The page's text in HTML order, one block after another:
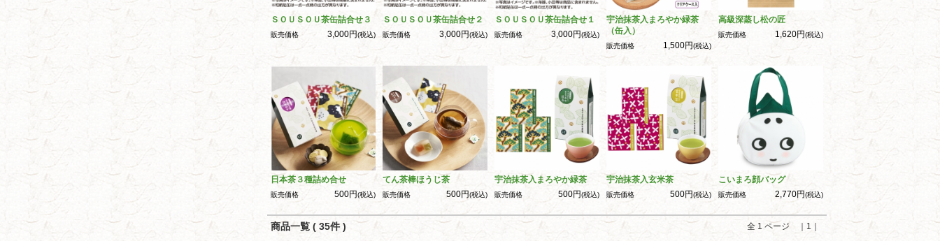
ＳＯＵＳＯＵ茶缶詰合せ３
販売価格 3,000円(税込)
ＳＯＵＳＯＵ茶缶詰合せ２
販売価格 3,000円(税込)
ＳＯＵＳＯＵ茶缶詰合せ１
販売価格 3,000円(税込)
宇治抹茶入まろやか緑茶
（缶入）
販売価格 1,500円(税込)
高級深蒸し松の匠
販売価格 1,620円(税込)
日本茶３種詰め合せ
販売価格 500円(税込)
てん茶棒ほうじ茶
販売価格 500円(税込)
宇治抹茶入まろやか緑茶
販売価格 500円(税込)
宇治抹茶入玄米茶
販売価格 500円(税込)
こいまろ顔バッグ
販売価格 2,770円(税込)
商品一覧 ( 35件 ) 全 1 ページ ｜1｜